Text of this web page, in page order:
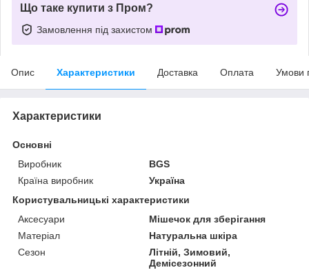
Що таке купити з Пром?
Замовлення під захистом
Опис Характеристики Доставка Оплата Умови
Характеристики
Основні
Виробник
BGS
Країна виробник
Україна
Користувальницькі характеристики
Аксесуари
Мішечок для зберігання
Матеріал
Натуральна шкіра
Сезон
Літній, Зимовий,
Демісезонний